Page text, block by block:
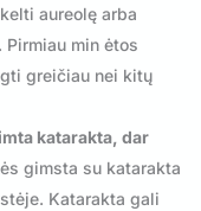
aureolę arba
min ėtos
greičiau nei kitų
katarakta, dar
gimsta su katarakta
Katarakta gali